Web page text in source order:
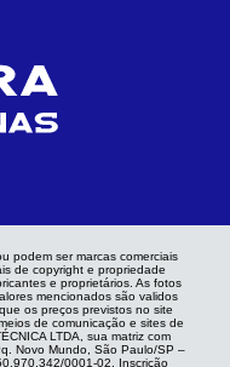
podem ser marcas comerciais
de copyright e propriedade
e proprietários. As fotos
mencionados são validos
os preços previstos no site
de comunicação e sites de
LTDA, sua matriz com
Novo Mundo, São Paulo/SP –
0001-02, Inscrição